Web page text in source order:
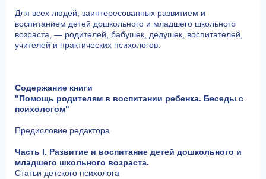
Для всех людей, заинтересованных развитием и
воспитанием детей дошкольного и младшего школьного
возраста, — родителей, бабушек, дедушек, воспитателей,
учителей и практических психологов.
Содержание книги
"Помощь родителям в воспитании ребенка. Беседы с
психологом"
Предисловие редактора
Часть I. Развитие и воспитание детей дошкольного и
младшего школьного возраста.
Статьи детского психолога